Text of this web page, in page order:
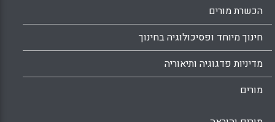
הכשרת מורים
חינוך מיוחד ופסיכולוגיה בחינוך
מדיניות פדגוגיה ותיאוריה
מורים